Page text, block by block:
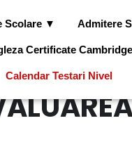
Scolare ▼ Admitere
Certificate Cambridge
Calendar Testari Nivel